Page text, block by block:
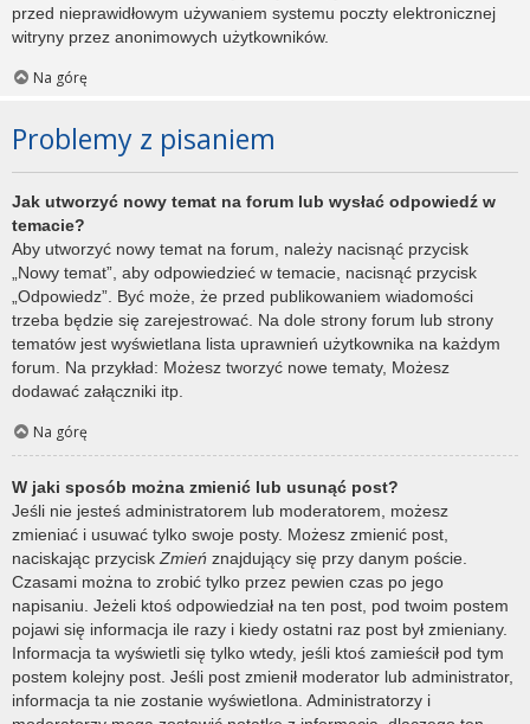
przed nieprawidłowym używaniem systemu poczty elektronicznej
witryny przez anonimowych użytkowników.
Na górę
Problemy z pisaniem
Jak utworzyć nowy temat na forum lub wysłać odpowiedź w
temacie?
Aby utworzyć nowy temat na forum, należy nacisnąć przycisk
„Nowy temat”, aby odpowiedzieć w temacie, nacisnąć przycisk
„Odpowiedz”. Być może, że przed publikowaniem wiadomości
trzeba będzie się zarejestrować. Na dole strony forum lub strony
tematów jest wyświetlana lista uprawnień użytkownika na każdym
forum. Na przykład: Możesz tworzyć nowe tematy, Możesz
dodawać załączniki itp.
Na górę
W jaki sposób można zmienić lub usunąć post?
Jeśli nie jesteś administratorem lub moderatorem, możesz
zmieniać i usuwać tylko swoje posty. Możesz zmienić post,
naciskając przycisk Zmień znajdujący się przy danym poście.
Czasami można to zrobić tylko przez pewien czas po jego
napisaniu. Jeżeli ktoś odpowiedział na ten post, pod twoim postem
pojawi się informacja ile razy i kiedy ostatni raz post był zmieniany.
Informacja ta wyświetli się tylko wtedy, jeśli ktoś zamieścił pod tym
postem kolejny post. Jeśli post zmienił moderator lub administrator,
informacja ta nie zostanie wyświetlona. Administratorzy i